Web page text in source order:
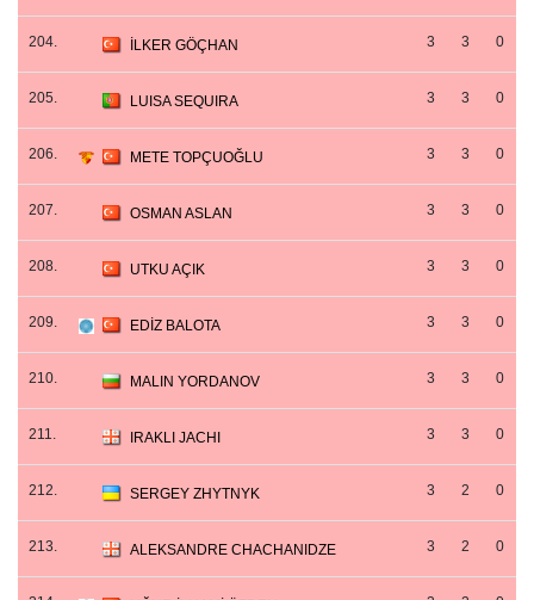
204. İLKER GÖÇHAN 3 3 0
205. LUISA SEQUIRA 3 3 0
206. METE TOPÇUOĞLU 3 3 0
207. OSMAN ASLAN 3 3 0
208. UTKU AÇIK 3 3 0
209. EDİZ BALOTA 3 3 0
210. MALIN YORDANOV 3 3 0
211. IRAKLI JACHI 3 3 0
212. SERGEY ZHYTNYK 3 2 0
213. ALEKSANDRE CHACHANIDZE 3 2 0